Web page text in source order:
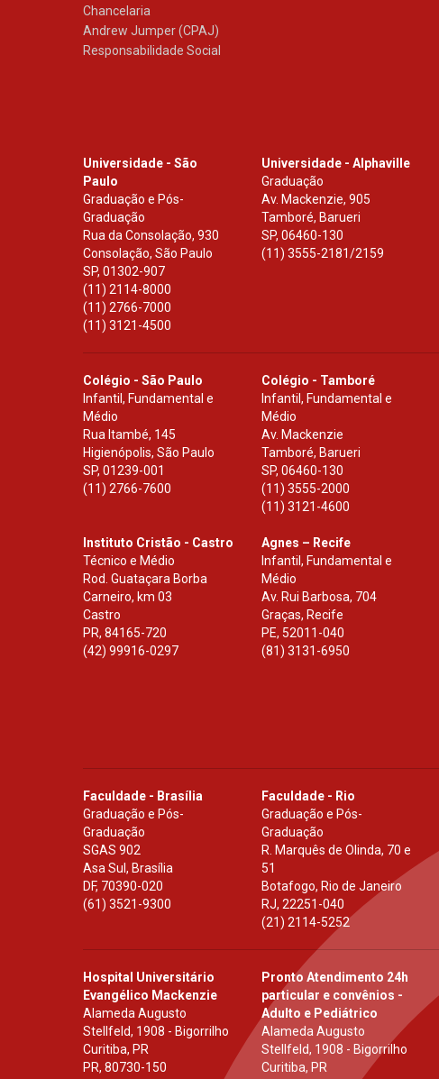
Chancelaria
Andrew Jumper (CPAJ)
Responsabilidade Social
Universidade - São
Paulo
Graduação e Pós-
Graduação
Rua da Consolação, 930
Consolação, São Paulo
SP, 01302-907
(11) 2114-8000
(11) 2766-7000
(11) 3121-4500
Universidade - Alphaville
Graduação
Av. Mackenzie, 905
Tamboré, Barueri
SP,06460-130
(11) 3555-2181/2159
Colégio - São Paulo
Infantil, Fundamental e
Médio
Rua Itambé, 145
Higienópolis, São Paulo
SP, 01239-001
(11) 2766-7600
Colégio - Tamboré
Infantil, Fundamental e
Médio
Av. Mackenzie
Tamboré, Barueri
SP,06460-130
(11) 3555-2000
(11) 3121-4600
Instituto Cristão - Castro
Técnico e Médio
Rod. Guataçara Borba
Carneiro, km 03
Castro
PR, 84165-720
(42) 99916-0297
Agnes – Recife
Infantil, Fundamental e
Médio
Av. Rui Barbosa, 704
Graças, Recife
PE, 52011-040
(81) 3131-6950
Faculdade - Brasília
Graduação e Pós-
Graduação
SGAS 902
Asa Sul, Brasília
DF, 70390-020
(61) 3521-9300
Faculdade - Rio
Graduação e Pós-
Graduação
R. Marquês de Olinda, 70 e
51
Botafogo, Rio de Janeiro
RJ,22251-040
(21) 2114-5252
Hospital Universitário
Evangélico Mackenzie
Alameda Augusto
Stellfeld, 1908 - Bigorrilho
Curitiba, PR
PR, 80730-150
Pronto Atendimento 24h
particular e convênios -
Adulto e Pediátrico
Alameda Augusto
Stellfeld, 1908 - Bigorrilho
Curitiba, PR